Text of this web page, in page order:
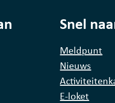
Snel
Meldpunt
Nieuws
E-loket